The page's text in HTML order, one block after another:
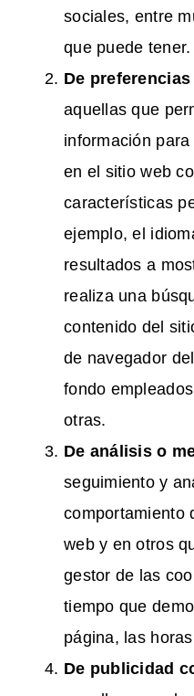
sociales, entre
que puede tener.
De
aquellas que
información
en el sitio web
características
ejemplo, el
resultados a
realiza una
contenido del
de navegador
fondo
otras.
De análisis o
seguimiento y
comportamiento
web y en otros
gestor de las
tiempo que
página, las
De publicidad